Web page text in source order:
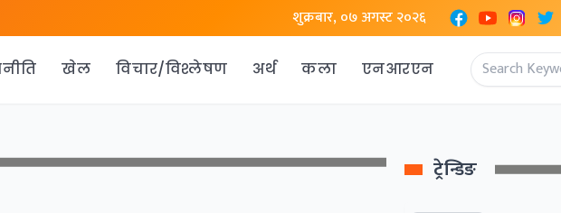
शुक्रबार, ०७ अगस्ट २०२६ FacebookYouTubeInstagram
X
खेल विचार/विश्लेषण अर्थ कला एनआरएन
ट्रेन्डिङ